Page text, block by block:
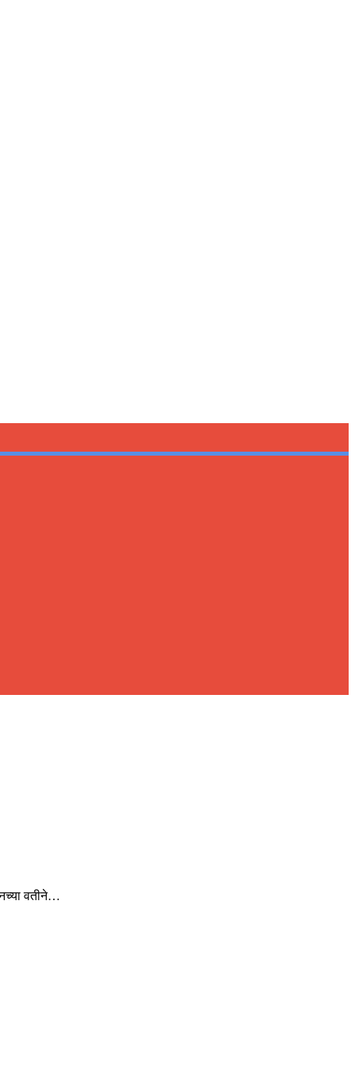
वतीने…